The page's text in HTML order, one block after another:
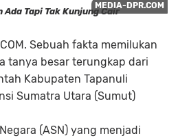
Ada Tapi Tak Kunjung Cair
Sebuah fakta memilukan
tanya besar terungkap dari
Kabupaten Tapanuli
Sumatra Utara (Sumut)
(ASN) yang menjadi